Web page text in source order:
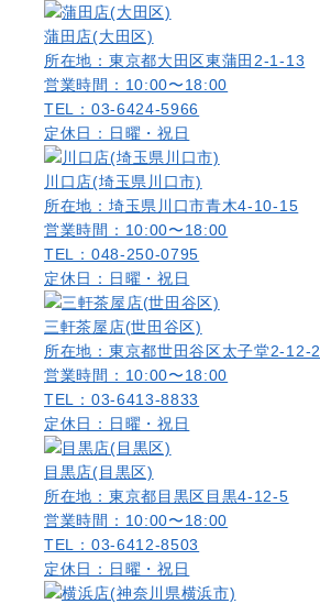
蒲田店(大田区)
所在地：東京都大田区東蒲田2-1-13
営業時間：10:00〜18:00
TEL：03-6424-5966
定休日：日曜・祝日
川口店(埼玉県川口市)
所在地：埼玉県川口市青木4-10-15
営業時間：10:00〜18:00
TEL：048-250-0795
定休日：日曜・祝日
三軒茶屋店(世田谷区)
所在地：東京都世田谷区太子堂2-12-2
営業時間：10:00〜18:00
TEL：03-6413-8833
定休日：日曜・祝日
目黒店(目黒区)
所在地：東京都目黒区目黒4-12-5
営業時間：10:00〜18:00
TEL：03-6412-8503
定休日：日曜・祝日